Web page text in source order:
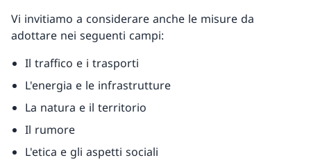
Vi invitiamo a considerare anche le misure da
adottare nei seguenti campi:
Il traffico e i trasporti
L'energia e le infrastrutture
La natura e il territorio
Il rumore
L'etica e gli aspetti sociali